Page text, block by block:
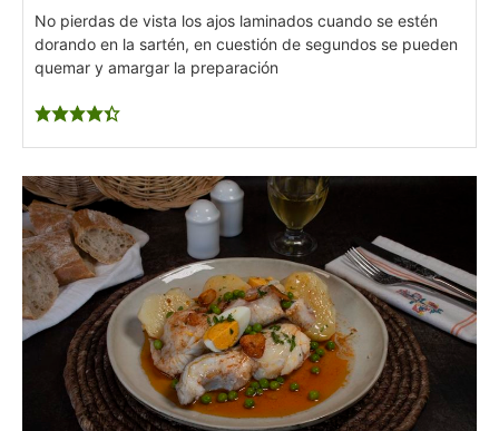
No pierdas de vista los ajos laminados cuando se estén
dorando en la sartén, en cuestión de segundos se pueden
quemar y amargar la preparación